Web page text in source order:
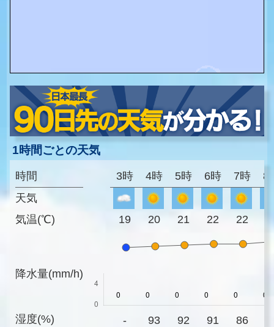
1時間ごとの天気
時間
天気
気温(℃)
降水量(mm/h)
湿度(%)
3時 4時 5時 6時 7時 8
19 20 21 22 22
- 93 92 91 86